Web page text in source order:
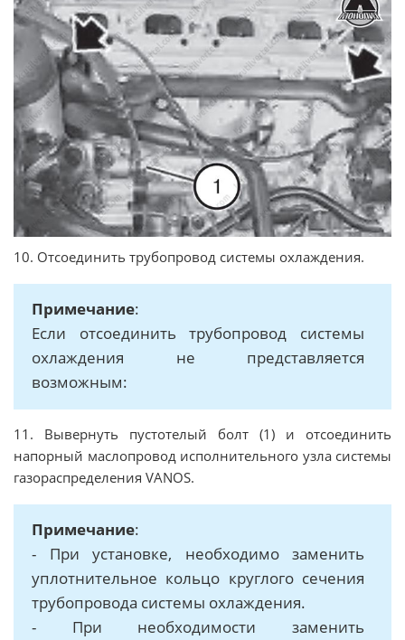
10. Отсоединить трубопровод системы охлаждения.
Примечание:
Если отсоединить трубопровод системы
охлаждения не представляется
возможным:
11. Вывернуть пустотелый болт (1) и отсоединить
напорный маслопровод исполнительного узла системы
газораспределения VANOS.
Примечание:
- При установке, необходимо заменить
уплотнительное кольцо круглого сечения
трубопровода системы охлаждения.
- При необходимости заменить